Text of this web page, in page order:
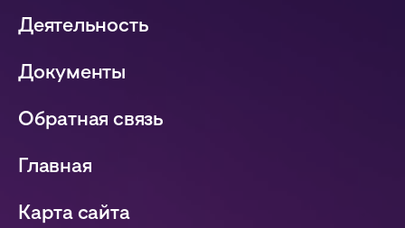
Деятельность
Документы
Обратная связь
Главная
Карта сайта